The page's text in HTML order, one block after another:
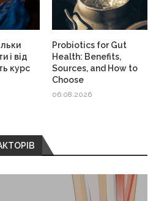
і від
курс
Probiotics for Gut
Health: Benefits,
Sources, and How to
Choose
06.08.2026